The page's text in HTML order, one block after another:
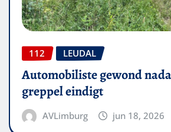
112 LEUDAL
Automobiliste gewond
greppel eindigt
AVLimburg jun 18, 2026